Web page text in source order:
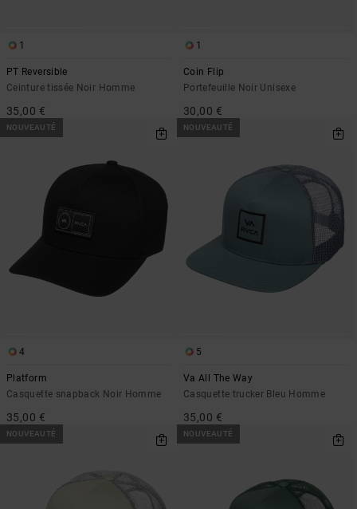
1
PT Reversible
Ceinture tissée Noir Homme
35,00 €
1
Coin Flip
Portefeuille Noir Unisexe
30,00 €
NOUVEAUTÉ
4
Platform
Casquette snapback Noir Homme
35,00 €
NOUVEAUTÉ
5
Va All The Way
Casquette trucker Bleu Homme
35,00 €
NOUVEAUTÉ NOUVEAUTÉ